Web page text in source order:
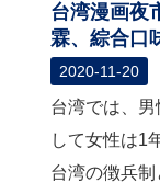
台湾漫画夜
霖、綜合口
2020-11-20
台湾では、
して女性は1
台湾の徴兵